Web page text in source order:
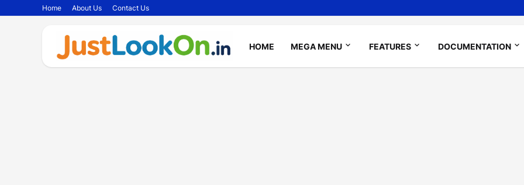
Home About Us Contact Us
HOME MEGA MENU FEATURES DOCUMENTATION